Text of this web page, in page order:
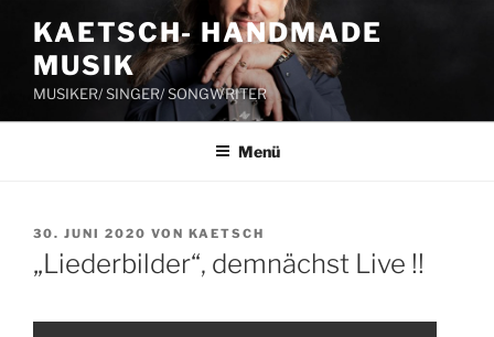
Inhalt
springen
KAETSCH- HANDMADE
MUSIK
MUSIKER/ SINGER/ SONGWRITER
Menü
VERÖFFENTLICHT
AM
30. JUNI 2020 VON KAETSCH
„Liederbilder“, demnächst Live !!